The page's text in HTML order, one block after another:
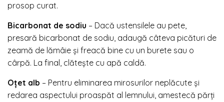
prosop curat.
Bicarbonat de sodiu – Dacă ustensilele au pete,
presară bicarbonat de sodiu, adaugă câteva picături de
zeamă de lămâie și freacă bine cu un burete sau o
cârpă. La final, clătește cu apă caldă.
Oțet alb – Pentru eliminarea mirosurilor neplăcute și
redarea aspectului proaspăt al lemnului, amestecă părți